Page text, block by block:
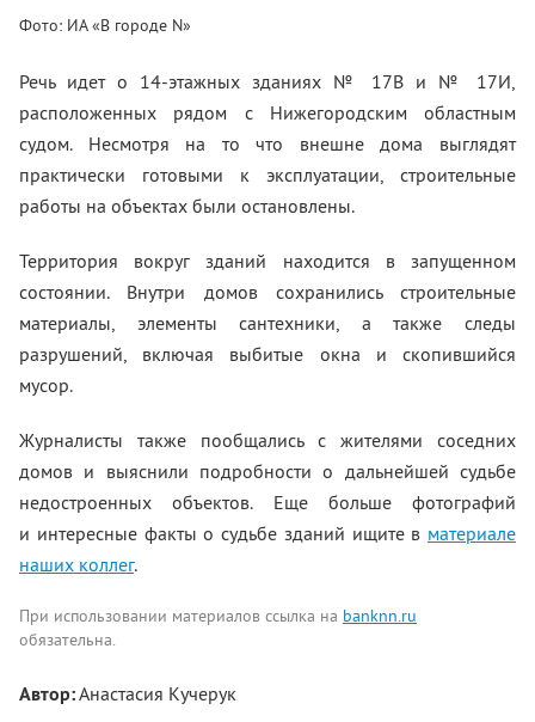
Фото: ИА «В городе N»
Речь идет о 14-этажных зданиях № 17В и № 17И,
расположенных рядом с Нижегородским областным
судом. Несмотря на то что внешне дома выглядят
практически готовыми к эксплуатации, строительные
работы на объектах были остановлены.
Территория вокруг зданий находится в запущенном
состоянии. Внутри домов сохранились строительные
материалы, элементы сантехники, а также следы
разрушений, включая выбитые окна и скопившийся
мусор.
Журналисты также пообщались с жителями соседних
домов и выяснили подробности о дальнейшей судьбе
недостроенных объектов. Еще больше фотографий
и интересные факты о судьбе зданий ищите в материале
наших коллег.
При использовании материалов ссылка на banknn.ru
обязательна.
Автор:Анастасия Кучерук